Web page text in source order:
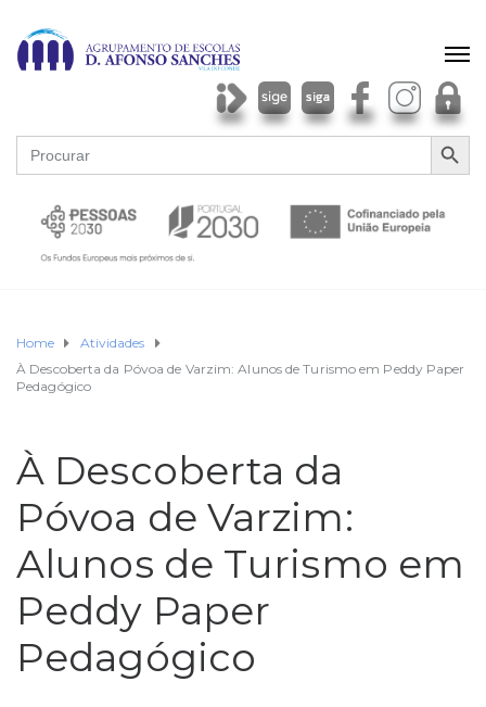
Search
for:
SEARCH
Home
Atividades
À Descoberta da Póvoa de Varzim: Alunos de Turismo em Peddy Paper
Pedagógico
À Descoberta da
Póvoa de Varzim:
Alunos de Turismo em
Peddy Paper
Pedagógico